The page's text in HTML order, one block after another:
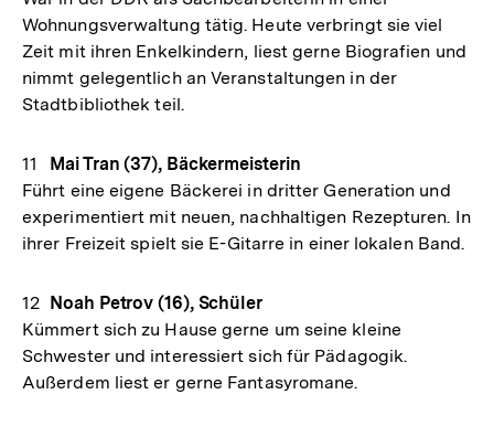
Wohnungsverwaltung tätig. Heute verbringt sie viel
Zeit mit ihren Enkelkindern, liest gerne Biografien und
nimmt gelegentlich an Veranstaltungen in der
Stadtbibliothek teil.
Mai Tran (37), Bäckermeisterin
Führt eine eigene Bäckerei in dritter Generation und
experimentiert mit neuen, nachhaltigen Rezepturen. In
ihrer Freizeit spielt sie E-Gitarre in einer lokalen Band.
Noah Petrov (16), Schüler
Kümmert sich zu Hause gerne um seine kleine
Schwester und interessiert sich für Pädagogik.
Außerdem liest er gerne Fantasyromane.